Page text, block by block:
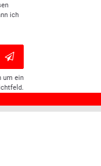
ich
um ein